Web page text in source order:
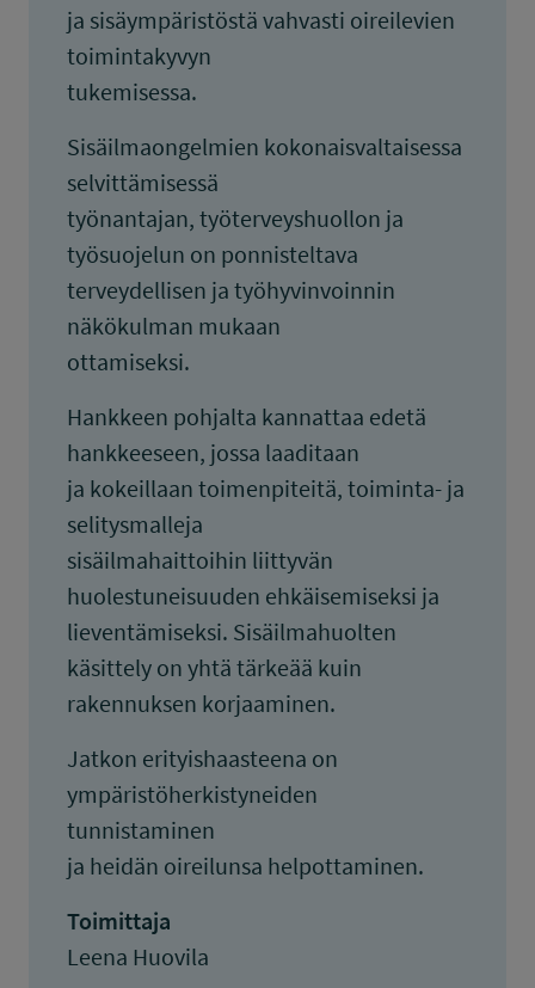
ja sisäympäristöstä vahvasti oireilevien
toimintakyvyn
tukemisessa.
Sisäilmaongelmien kokonaisvaltaisessa
selvittämisessä
työnantajan, työterveyshuollon ja
työsuojelun on ponnisteltava
terveydellisen ja työhyvinvoinnin
näkökulman mukaan
ottamiseksi.
Hankkeen pohjalta kannattaa edetä
hankkeeseen, jossa laaditaan
ja kokeillaan toimenpiteitä, toiminta- ja
selitysmalleja
sisäilmahaittoihin liittyvän
huolestuneisuuden ehkäisemiseksi ja
lieventämiseksi. Sisäilmahuolten
käsittely on yhtä tärkeää kuin
rakennuksen korjaaminen.
Jatkon erityishaasteena on
ympäristöherkistyneiden
tunnistaminen
ja heidän oireilunsa helpottaminen.
Toimittaja
Leena Huovila